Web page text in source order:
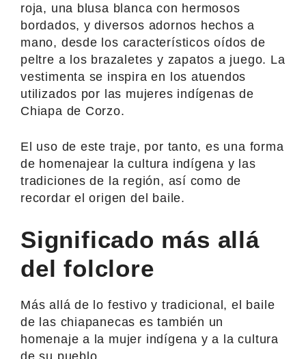
roja, una blusa blanca con hermosos
bordados, y diversos adornos hechos a
mano, desde los característicos oídos de
peltre a los brazaletes y zapatos a juego. La
vestimenta se inspira en los atuendos
utilizados por las mujeres indígenas de
Chiapa de Corzo.
El uso de este traje, por tanto, es una forma
de homenajear la cultura indígena y las
tradiciones de la región, así como de
recordar el origen del baile.
Significado más allá
del folclore
Más allá de lo festivo y tradicional, el baile
de las chiapanecas es también un
homenaje a la mujer indígena y a la cultura
de su pueblo.